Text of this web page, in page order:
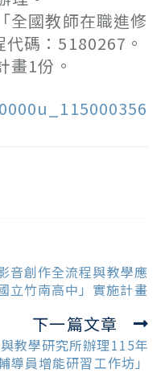
全國教師在職進修
碼：5180267。
畫1份。
音創作全流程與教學應
立竹南高中」實施計畫
下一篇文章
教學研究所辦理115年
導員增能研習工作坊」